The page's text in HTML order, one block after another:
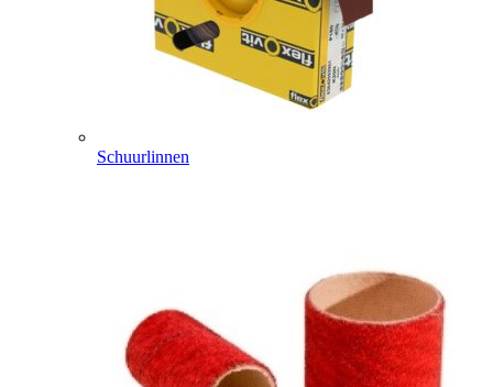
Schuurlinnen